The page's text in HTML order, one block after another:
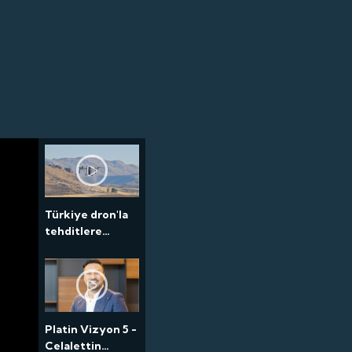
Türkiye dron'la
tehditlere
imza attı
Platin Vizyon 5 -
Celalettin